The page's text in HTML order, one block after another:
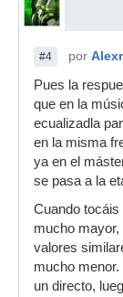
#4 por
Pues la
que en la
ecualizadla
en la misma
ya en el
se pasa a la
Cuando tocáis
mucho mayor,
valores
mucho
un directo,